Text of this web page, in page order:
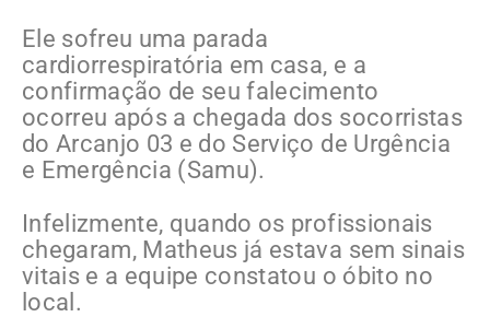
Ele sofreu uma parada
cardiorrespiratória em casa, e a
confirmação de seu falecimento
ocorreu após a chegada dos socorristas
do Arcanjo 03 e do Serviço de Urgência
e Emergência (Samu).
Infelizmente, quando os profissionais
chegaram, Matheus já estava sem sinais
vitais e a equipe constatou o óbito no
local.